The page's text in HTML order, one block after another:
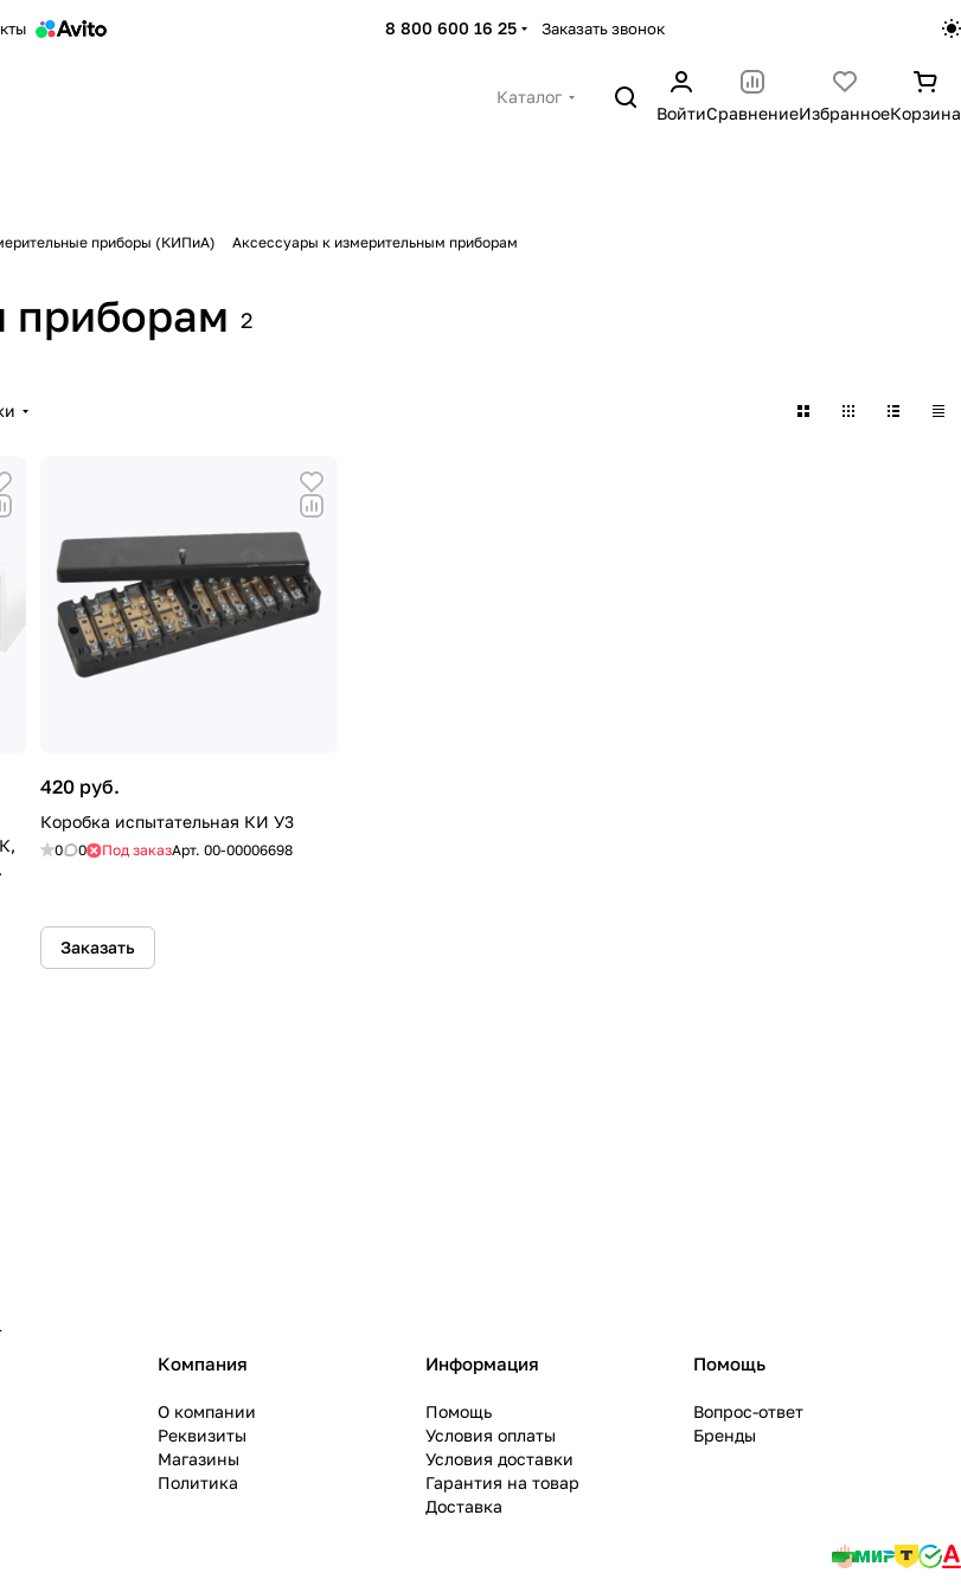
8 800 600 16 25 Заказать звонок
Каталог
ВойтиСравнениеИзбранноеКорзина
приборы (КИПиА) Аксессуары к измерительным приборам
приборам 2
420 руб.
Коробка испытательная КИ У3
0 0 Под заказАрт. 00-00006698
Заказать
Компания
О компании
Реквизиты
Магазины
Политика
Информация
Помощь
Условия оплаты
Условия доставки
Гарантия на товар
Доставка
Помощь
Вопрос-ответ
Бренды